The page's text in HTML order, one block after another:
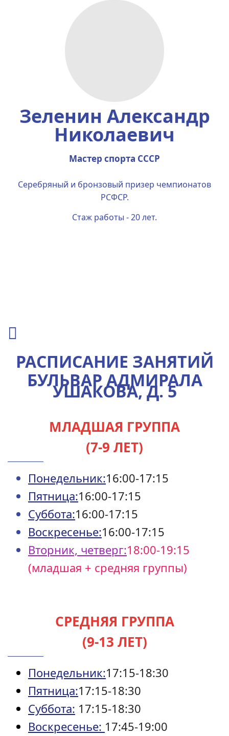
Зеленин Александр
Николаевич
Мастер спорта СССР
Серебряный и бронзовый призер чемпионатов
РСФСР.
Стаж работы - 20 лет.
РАСПИСАНИЕ ЗАНЯТИЙ
БУЛЬВАР АДМИРАЛА
УШАКОВА, Д. 5
МЛАДШАЯ ГРУППА
(7-9 ЛЕТ)
Понедельник:16:00-17:15
Пятница:16:00-17:15
Суббота:16:00-17:15
Воскресенье:16:00-17:15
Вторник, четверг:18:00-19:15
(младшая + средняя группы)
СРЕДНЯЯ ГРУППА
(9-13 ЛЕТ)
Понедельник:17:15-18:30
Пятница:17:15-18:30
Суббота: 17:15-18:30
Воскресенье: 17:45-19:00